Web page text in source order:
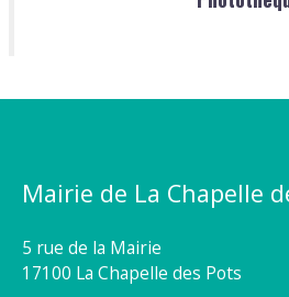
Mairie de La Chapelle
5 rue de la Mairie
17100 La Chapelle des Pots